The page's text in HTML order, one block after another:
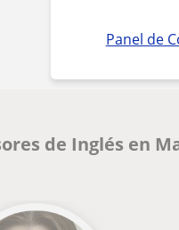
Panel de
de Inglés en